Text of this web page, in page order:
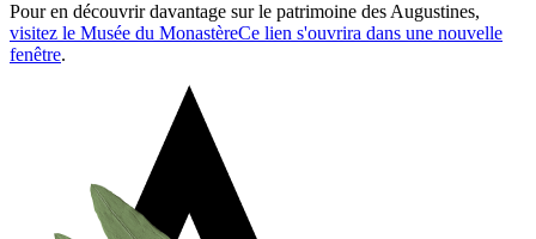
Pour en découvrir davantage sur le patrimoine des Augustines,
visitez le Musée du MonastèreCe lien s'ouvrira dans une nouvelle
fenêtre.